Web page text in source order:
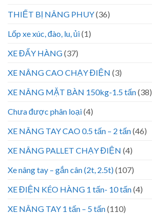
THIẾT BỊ NÂNG PHUY(36)
Lốp xe xúc, đào, lu, ủi(1)
XE ĐẨY HÀNG(37)
XE NÂNG CAO CHẠY ĐIỆN (3)
XE NÂNG MẶT BÀN 150kg-1.5 tấn(38)
Chưa được phân loại(4)
XE NÂNG TAY CAO 0.5 tấn – 2 tấn(46)
XE NÂNG PALLET CHẠY ĐIỆN (4)
Xe nâng tay – gắn cân (2t, 2.5t)(107)
XE ĐIỆN KÉO HÀNG 1 tấn- 10 tấn(4)
XE NÂNG TAY 1 tấn – 5 tấn(110)